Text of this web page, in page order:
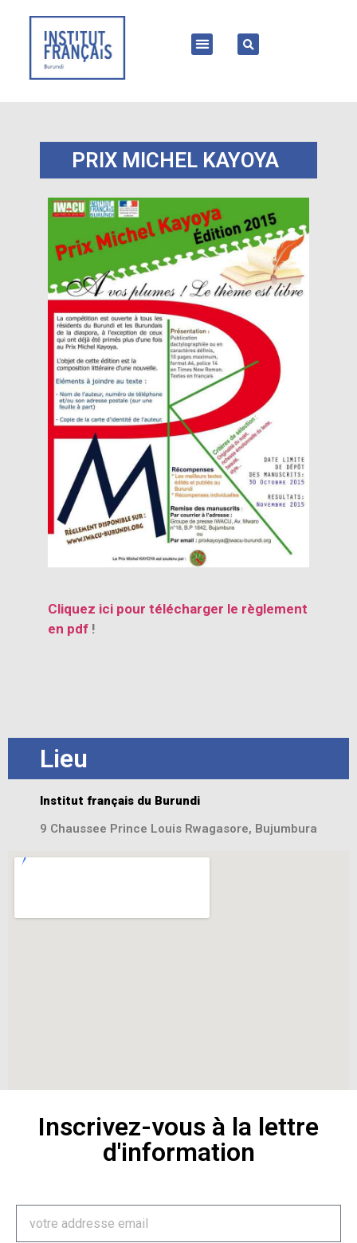
PRIX MICHEL KAYOYA
Cliquez ici pour télécharger le règlement
en pdf !
Lieu
Institut français du Burundi
9 Chaussee Prince Louis Rwagasore, Bujumbura
Inscrivez-vous à la lettre
d'information